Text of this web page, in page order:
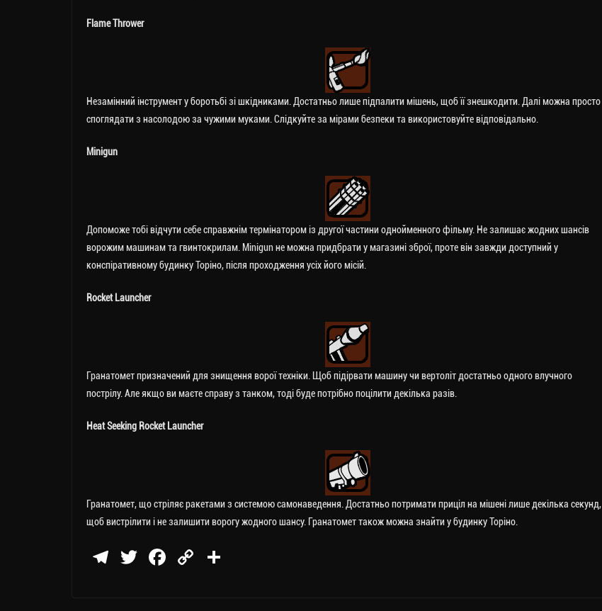
Flame Thrower
Незамінний інструмент у боротьбі зі шкідниками. Достатньо лише підпалити мішень, щоб її знешкодити. Далі можна просто
споглядати з насолодою за чужими муками. Слідкуйте за мірами безпеки та використовуйте відповідально.
Minigun
Допоможе тобі відчути себе справжнім термінатором із другої частини однойменного фільму. Не залишає жодних шансів
ворожим машинам та гвинтокрилам. Minigun не можна придбрати у магазині зброї, проте він завжди доступний у
конспіративному будинку Торіно, після проходження усіх його місій.
Rocket Launcher
Гранатомет призначений для знищення ворої техніки. Щоб підірвати машину чи вертоліт достатньо одного влучного
пострілу. Але якщо ви маєте справу з танком, тоді буде потрібно поцілити декілька разів.
Heat Seeking Rocket Launcher
Гранатомет, що стріляє ракетами з системою самонаведення. Достатньо потримати приціл на мішені лише декілька секунд,
щоб вистрілити і не залишити ворогу жодного шансу. Гранатомет також можна знайти у будинку Торіно.
Te
T
Fa
C